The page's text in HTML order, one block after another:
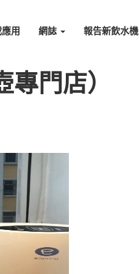
用 網誌 報告新飲水機
門店）